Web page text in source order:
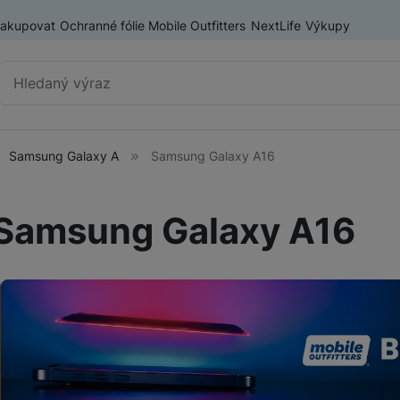
Ochranné fólie Mobile Outfitters NextLife Výkupy
Vyhledávání
Chytré telefony
Samsung
Honor
Renewd iPhone
Odolné mobilní telefony
Samsung Galaxy A Samsung Galaxy A16
Galaxy A16